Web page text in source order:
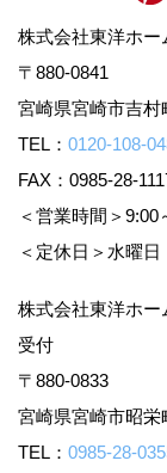
株式会社東洋ホー
〒880-0841
宮崎県宮崎市吉
TEL： 0120-108-
FAX：0985-28-
＜営業時間＞
＜定休日＞水曜日
株式会社東洋ホ
受付
〒880-0833
宮崎県宮崎市昭
TEL： 0985-28-